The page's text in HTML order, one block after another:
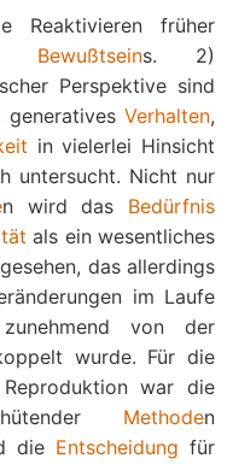
Reaktivieren früher
Bewußtseins. 2)
Perspektive sind
generatives Verhalten,
in vielerlei Hinsicht
untersucht. Nicht nur
n wird das Bedürfnis
als ein wesentliches
das allerdings
im Laufe
zunehmend von der
wurde. Für die
war die
Methoden
die Entscheidung für